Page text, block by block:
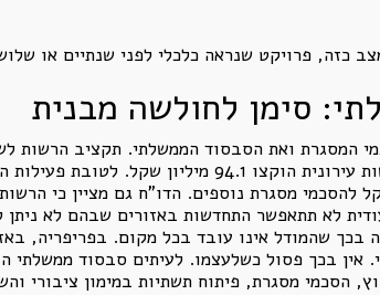
כזה, פרויקט שנראה כלכלי לפני שנתיים או
סימן לחולשה מבנית
250 מיליון שקל להסכמי מסגרת נוספים. הדו"ח גם
לא תתאפשר התחדשות באזורים שבהם לא ניתן
בכך שהמודל אינו עובד בכל מקום. בפריפריה,
אין בכך פסול כשלעצמו. לעיתים סבסוד
הסכמי מסגרת, פיתוח תשתיות במימון ציבורי